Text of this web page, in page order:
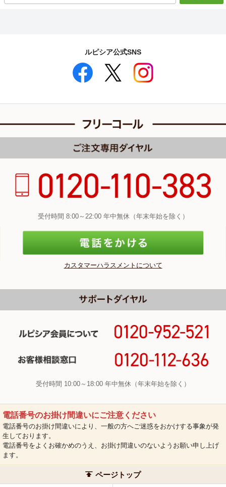
ルピシア公式SNS
受付時間 8:00～22:00 年中無休（年末年始を除く）
カスタマーハラスメントについて
受付時間 10:00～18:00 年中無休（年末年始を除く）
電話番号のお掛け間違いにご注意ください
電話番号のお掛け間違いにより、一般の方へご迷惑をおかけする事象が発
生しております。
電話番号をよくお確かめのうえ、お掛け間違いのないようお願い申し上げ
ます。
ページトップ